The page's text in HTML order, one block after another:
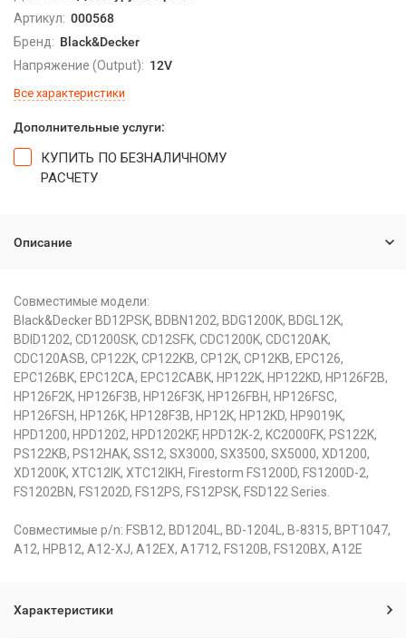
Артикул: 000568
Бренд: Black&Decker
Напряжение (Output): 12V
Все характеристики
Дополнительные услуги:
КУПИТЬ ПО БЕЗНАЛИЧНОМУ
РАСЧЕТУ
Описание
Совместимые модели:
Black&Decker BD12PSK, BDBN1202, BDG1200K, BDGL12K,
BDID1202, CD1200SK, CD12SFK, CDC1200K, CDC120AK,
CDC120ASB, CP122K, CP122KB, CP12K, CP12KB, EPC126,
EPC126BK, EPC12CA, EPC12CABK, HP122K, HP122KD, HP126F2B,
HP126F2K, HP126F3B, HP126F3K, HP126FBH, HP126FSC,
HP126FSH, HP126K, HP128F3B, HP12K, HP12KD, HP9019K,
HPD1200, HPD1202, HPD1202KF, HPD12K-2, KC2000FK, PS122K,
PS122KB, PS12HAK, SS12, SX3000, SX3500, SX5000, XD1200,
XD1200K, XTC12IK, XTC12IKH, Firestorm FS1200D, FS1200D-2,
FS1202BN, FS1202D, FS12PS, FS12PSK, FSD122 Series.
Совместимые p/n: FSB12, BD1204L, BD-1204L, B-8315, BPT1047,
A12, HPB12, A12-XJ, A12EX, A1712, FS120B, FS120BX, A12E
Характеристики